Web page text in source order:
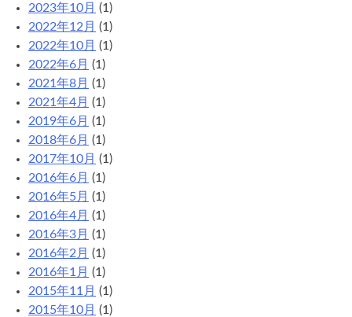
2023年10月 (1)
2022年12月 (1)
2022年10月 (1)
2022年6月 (1)
2021年8月 (1)
2021年4月 (1)
2019年6月 (1)
2018年6月 (1)
2017年10月 (1)
2016年6月 (1)
2016年5月 (1)
2016年4月 (1)
2016年3月 (1)
2016年2月 (1)
2016年1月 (1)
2015年11月 (1)
2015年10月 (1)